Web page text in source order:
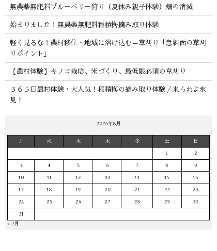
無農薬無肥料ブルーベリー狩り（夏休み親子体験）畑の消滅
始まりました！無農薬無肥料稲積梅摘み取り体験
軽く見るな！農村移住・地域に溶け込む＝草刈り「急斜面の草刈
りポイント」
【農村体験】キノコ栽培、米づくり、最低限必須の草刈り
３６５日農村体験・大人気！稲積梅の摘み取り体験／来られよ氷
見！
2026年8月
月 火 水 木 金 土 日
1 2
3 4 5 6 7 8 9
10 11 12 13 14 15 16
17 18 19 20 21 22 23
24 25 26 27 28 29 30
31
« 7月